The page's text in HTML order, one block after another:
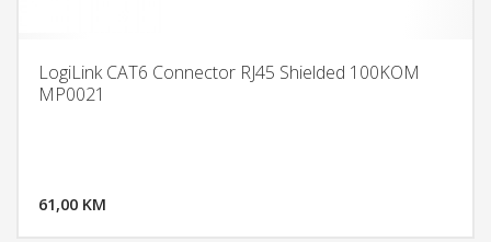
LogiLink CAT6 Connector RJ45 Shielded 100KOM
MP0021
61,00 KM